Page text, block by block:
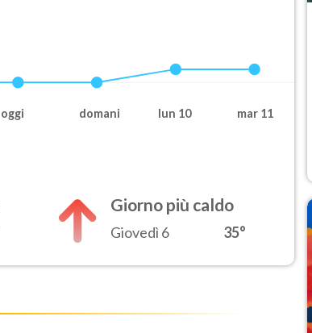
oggi domani lun 10 mar 11
Giorno più caldo
Giovedì 6 35°